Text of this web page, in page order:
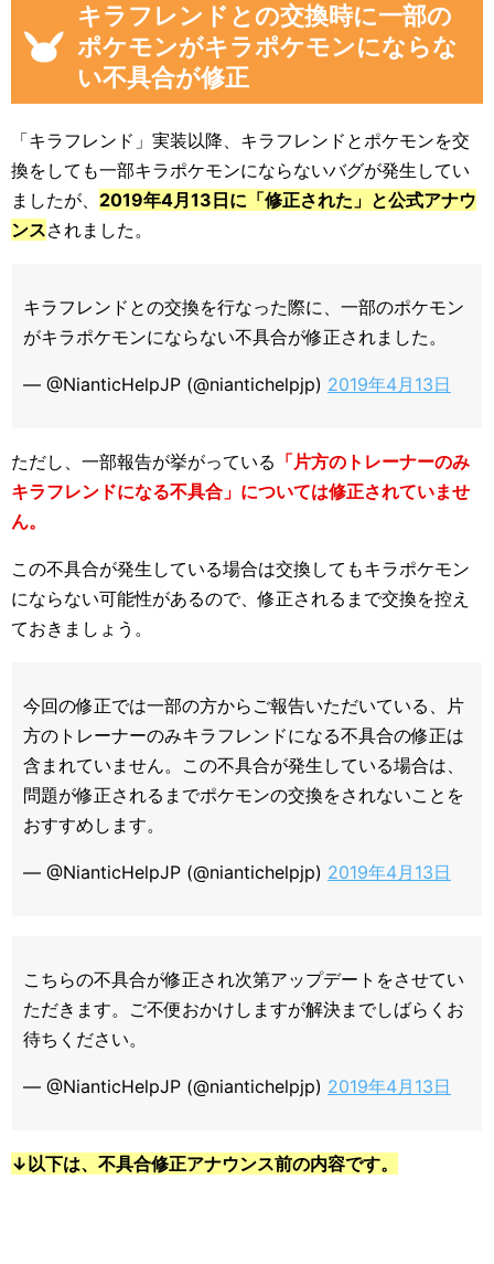
キラフレンドとの交換時に一部の
ポケモンがキラポケモンにならな
い不具合が修正
「キラフレンド」実装以降、キラフレンドとポケモンを交
換をしても一部キラポケモンにならないバグが発生してい
ましたが、 2019年4月13日に「修正された」と公式アナウ
ンスされました。
キラフレンドとの交換を行なった際に、一部のポケモン
がキラポケモンにならない不具合が修正されました。
— @NianticHelpJP (@niantichelpjp) 2019年4月13日
ただし、一部報告が挙がっている 「片方のトレーナーのみ
キラフレンドになる不具合」については修正されていませ
ん。
この不具合が発生している場合は交換してもキラポケモン
にならない可能性があるので、修正されるまで交換を控え
ておきましょう。
今回の修正では一部の方からご報告いただいている、片
方のトレーナーのみキラフレンドになる不具合の修正は
含まれていません。この不具合が発生している場合は、
問題が修正されるまでポケモンの交換をされないことを
おすすめします。
— @NianticHelpJP (@niantichelpjp) 2019年4月13日
こちらの不具合が修正され次第アップデートをさせてい
ただきます。ご不便おかけしますが解決までしばらくお
待ちください。
— @NianticHelpJP (@niantichelpjp) 2019年4月13日
↓以下は、不具合修正アナウンス前の内容です。